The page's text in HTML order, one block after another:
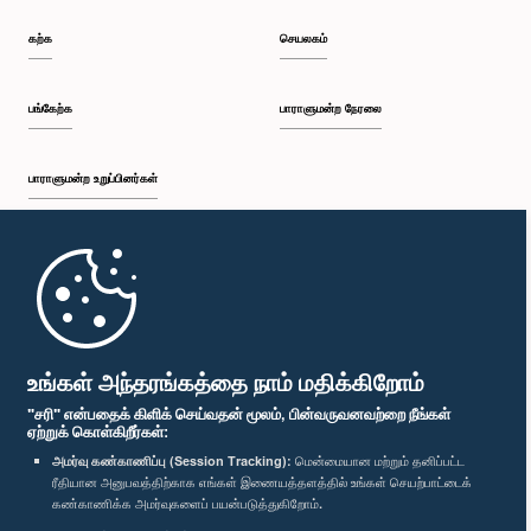
உங்கள் அந்தரங்கத்தை நாம் மதிக்கிறோம்
"சரி" என்பதைக் கிளிக் செய்வதன் மூலம், பின்வருவனவற்றை நீங்கள்
ஏற்றுக் கொள்கிறீர்கள்:
அமர்வு கண்காணிப்பு (Session Tracking): மென்மையான மற்றும் தனிப்பட்ட
ரீதியான அனுபவத்திற்காக எங்கள் இணையத்தளத்தில் உங்கள் செயற்பாட்டைக்
கண்காணிக்க அமர்வுகளைப் பயன்படுத்துகிறோம்.
கற்க
பங்கேற்க
பாராளுமன்ற உறுப்பினர்கள்
முதற்பக்கம்
செயலகம்
பாராளுமன்ற நேரலை
பாராளுமன்ற கையடக்க செயலி
எம்மை பின்தொடர்க :